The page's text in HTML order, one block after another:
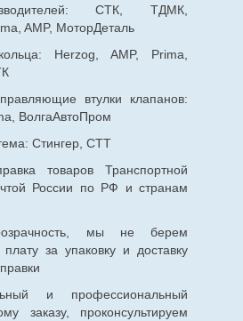
СТК, ТДМК,
AMP, МоторДеталь
Herzog, AMP, Prima,
втулки клапанов:
ВолгаАвтоПром
Стингер, СТТ
товаров Транспортной
России по РФ и странам
мы не берем
за упаковку и доставку
и профессиональный
заказу, проконсультируем